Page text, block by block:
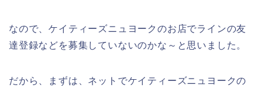
なので、ケイティーズニュヨークのお店でラインの友
達登録などを募集していないのかな～と思いました。
だから、まずは、ネットでケイティーズニュヨークの